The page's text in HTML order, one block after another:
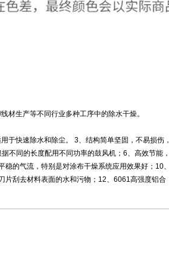
材生产等不同行业多种工序中的除水干燥。
于快速除水和除尘。 3、结构简单坚固，不易损伤，
不同的长度配用不同功率的鼓风机；6、高效节能，
的气流，特别是对涂布干燥系统应用效果好；10、
片刮去材料表面的水和污物；12、6061高强度铝合